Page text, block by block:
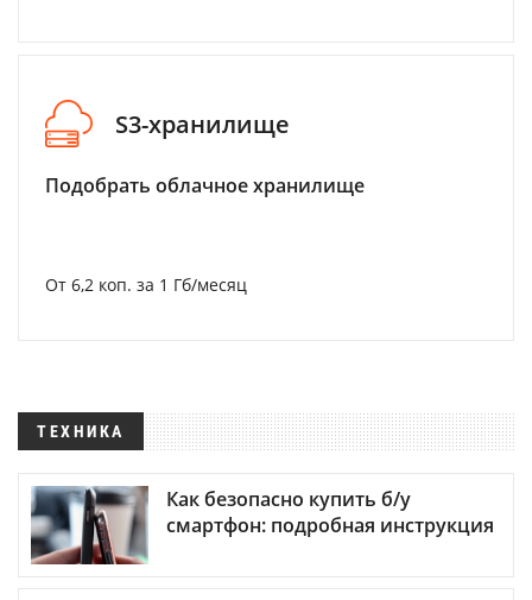
S3-хранилище
Подобрать облачное хранилище
От 6,2 коп. за 1 Гб/месяц
ТЕХНИКА
Как безопасно купить б/у
смартфон: подробная инструкция